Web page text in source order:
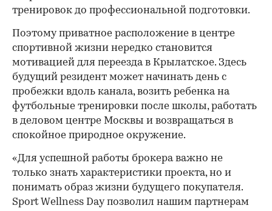
тренировок до профессиональной подготовки.
Поэтому приватное расположение в центре
спортивной жизни нередко становится
мотивацией для переезда в Крылатское. Здесь
будущий резидент может начинать день с
пробежки вдоль канала, возить ребенка на
футбольные тренировки после школы, работать
в деловом центре Москвы и возвращаться в
спокойное природное окружение.
«Для успешной работы брокера важно не
только знать характеристики проекта, но и
понимать образ жизни будущего покупателя.
Sport Wellness Day позволил нашим партнерам